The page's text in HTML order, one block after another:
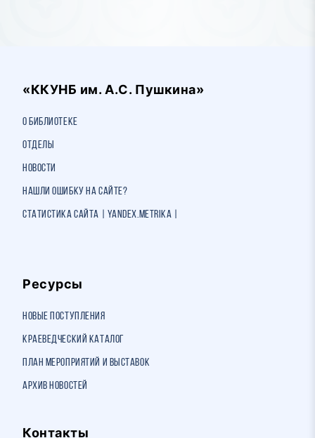
«ККУНБ им. А.С. Пушкина»
О библиотеке
Отделы
Новости
Нашли ошибку на сайте?
Статистика сайта | Yandex.Metrika |
Ресурсы
Новые поступления
Краеведческий каталог
План мероприятий и выставок
Архив новостей
Контакты